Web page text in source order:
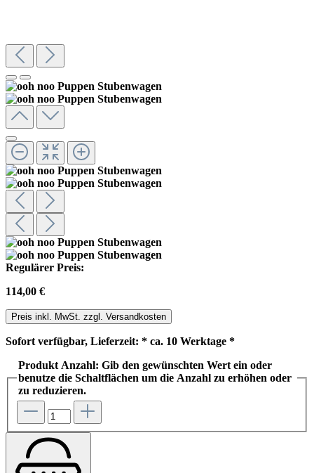
Regulärer Preis:
114,00 €
Preis inkl. MwSt. zzgl. Versandkosten
Sofort verfügbar, Lieferzeit: * ca. 10 Werktage *
Produkt Anzahl: Gib den gewünschten Wert ein oder
benutze die Schaltflächen um die Anzahl zu erhöhen oder
zu reduzieren.